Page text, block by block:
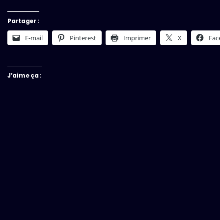
Partager :
E-mail Pinterest Imprimer X
J’aime ça :